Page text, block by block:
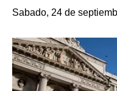
Sabado, 24 de